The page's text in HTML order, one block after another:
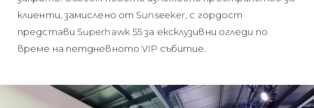
клиенти, замислено от Sunseeker, с гордост
представи Superhawk 55 за ексклузивни огледи по
време на петдневното VIP събитие.